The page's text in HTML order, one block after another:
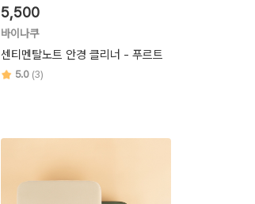
5,500
바이나쿠
센티멘탈노트 안경 클리너 - 푸르트
5.0 (3)